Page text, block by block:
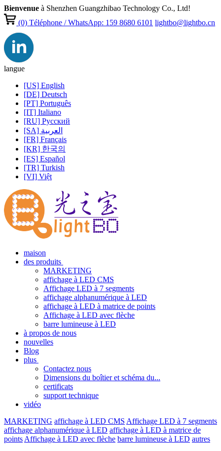
Bienvenue à Shenzhen Guangzhibao Technology Co., Ltd!
(0)Téléphone / WhatsApp: 159 8680 6101 lightbo@lightbo.cn
langue
[US] English
[DE] Deutsch
[PT] Português
[IT] Italiano
[RU] Pусский
[SA] العربية
[FR] Français
[KR] 한국의
[ES] Español
[TR] Turkish
[VI] Việt
maison
des produits
MARKETING
affichage à LED CMS
Affichage LED à 7 segments
affichage alphanumérique à LED
affichage à LED à matrice de points
Affichage à LED avec flèche
barre lumineuse à LED
à propos de nous
nouvelles
Blog
plus
Contactez nous
Dimensions du boîtier et schéma du...
certificats
support technique
vidéo
MARKETING affichage à LED CMS Affichage LED à 7 segments
affichage alphanumérique à LED affichage à LED à matrice de
points Affichage à LED avec flèche barre lumineuse à LED autres